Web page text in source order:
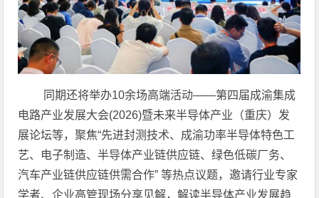
同期还将举办10余场高端活动——第四届成渝集成
电路产业发展大会(2026)暨未来半导体产业（重庆）发
展论坛等，聚焦“先进封测技术、成渝功率半导体特色工
艺、电子制造、半导体产业链供应链、绿色低碳厂务、
汽车产业链供应链供需合作” 等热点议题，邀请行业专家
学者、企业高管现场分享见解，解读半导体产业发展趋